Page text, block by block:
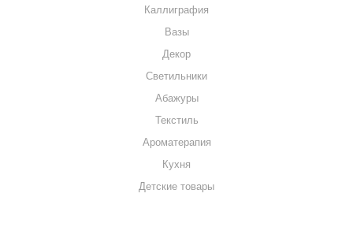
Каллиграфия
Вазы
Декор
Светильники
Абажуры
Текстиль
Ароматерапия
Кухня
Детские товары